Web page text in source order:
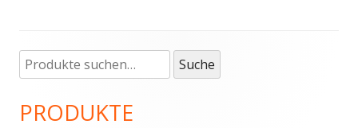
Haupt-
Seitenleiste
Suche
nach:
Suche
PRODUKTE